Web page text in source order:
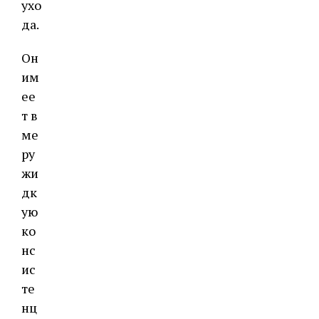
ухо
да.
Он
им
ее
т в
ме
ру
жи
дк
ую
ко
нс
ис
те
нц